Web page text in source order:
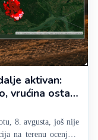
aktivan:
vrućina ostaje
8. avgusta, još nije
na terenu ocenjena